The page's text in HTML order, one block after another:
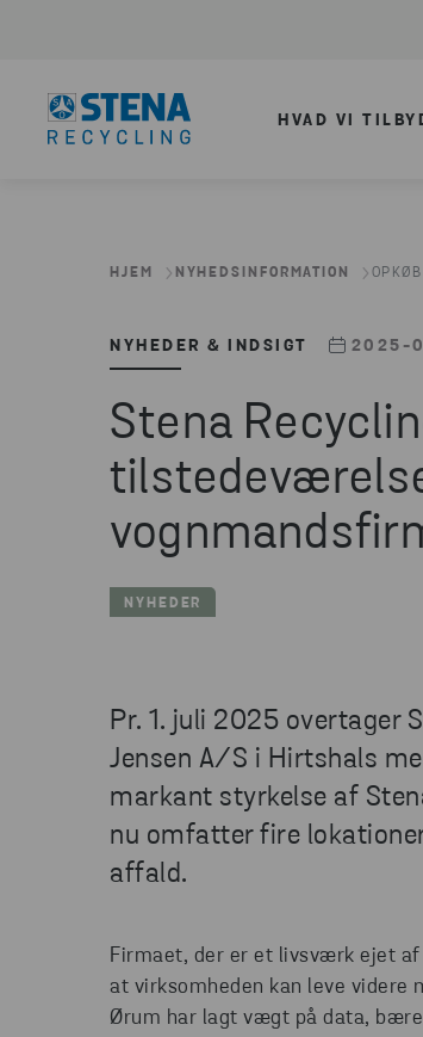
HVAD VI
HJEM NYHEDSINFORMATION
NYHEDER & INDSIGT 2025-
Stena
NYHEDER
Pr. 1. juli 2025 overtager
Jensen A/S i Hirtshals
markant styrkelse af
nu omfatter fire
affald.
Firmaet, der er et livsværk ejet
at virksomheden kan leve videre
Ørum har lagt vægt på data,